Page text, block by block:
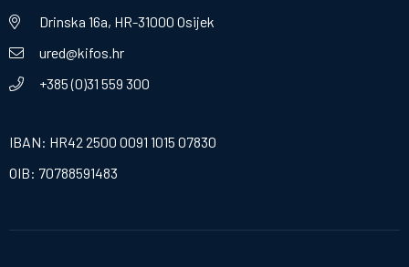
Drinska 16a, HR-31000 Osijek
ured@kifos.hr
+385 (0)31 559 300
IBAN: HR42 2500 0091 1015 07830
OIB: 70788591483